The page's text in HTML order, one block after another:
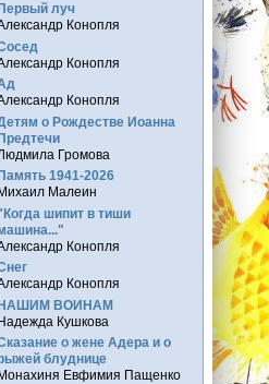
Первый луч
Конопля
Конопля
Конопля
о Рождестве Иоанна
Громова
Память 1941-2026
Михаил Малеин
шипит в тиши
Конопля
Конопля
ВОИНАМ
Кушкова
о жене Адера и о
блуднице
Монахиня Евфимия Пащенко